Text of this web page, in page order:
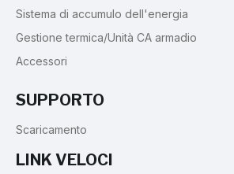
Sistema di accumulo dell'energia
Gestione termica/Unità CA armadio
Accessori
SUPPORTO
Scaricamento
LINK VELOCI